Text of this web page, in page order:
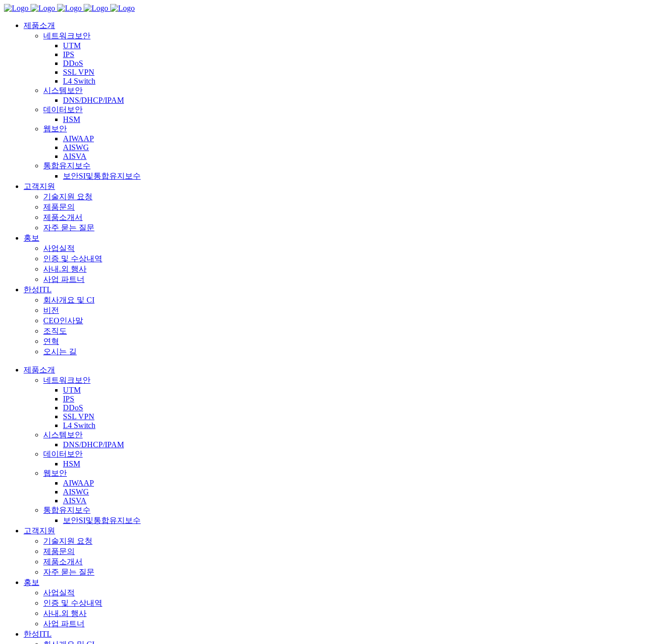
제품소개
네트워크보안
UTM
IPS
DDoS
SSL VPN
L4 Switch
시스템보안
DNS/DHCP/IPAM
데이터보안
HSM
웹보안
AIWAAP
AISWG
AISVA
통합유지보수
보안SI및통합유지보수
고객지원
기술지원 요청
제품문의
제품소개서
자주 묻는 질문
홍보
사업실적
인증 및 수상내역
사내.외 행사
사업 파트너
한성ITL
회사개요 및 CI
비전
CEO인사말
조직도
연혁
오시는 길
제품소개
네트워크보안
UTM
IPS
DDoS
SSL VPN
L4 Switch
시스템보안
DNS/DHCP/IPAM
데이터보안
HSM
웹보안
AIWAAP
AISWG
AISVA
통합유지보수
보안SI및통합유지보수
고객지원
기술지원 요청
제품문의
제품소개서
자주 묻는 질문
홍보
사업실적
인증 및 수상내역
사내.외 행사
사업 파트너
한성ITL